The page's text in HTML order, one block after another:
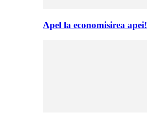
Apel la economisirea apei!